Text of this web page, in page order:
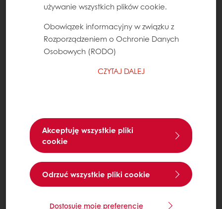
używanie wszystkich plików cookie.
Obowiązek informacyjny w związku z
Rozporządzeniem o Ochronie Danych
Osobowych (RODO)
CZYTAJ DALEJ
Akceptuję wszystkie pliki
cookie
Odrzuć wszystkie pliki cookie
Dostosuje moje preferencje